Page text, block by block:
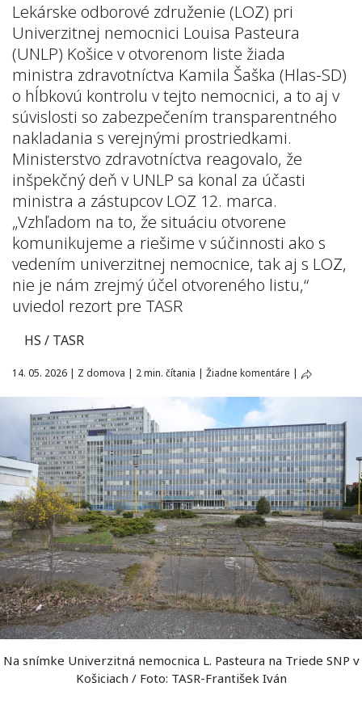
Lekárske odborové združenie (LOZ) pri
Univerzitnej nemocnici Louisa Pasteura
(UNLP) Košice v otvorenom liste žiada
ministra zdravotníctva Kamila Šaška (Hlas-SD)
o hĺbkovú kontrolu v tejto nemocnici, a to aj v
súvislosti so zabezpečením transparentného
nakladania s verejnými prostriedkami.
Ministerstvo zdravotníctva reagovalo, že
inšpekčný deň v UNLP sa konal za účasti
ministra a zástupcov LOZ 12. marca.
„Vzhľadom na to, že situáciu otvorene
komunikujeme a riešime v súčinnosti ako s
vedením univerzitnej nemocnice, tak aj s LOZ,
nie je nám zrejmý účel otvoreného listu,“
uviedol rezort pre TASR
HS / TASR
14. 05. 2026 | Z domova | 2 min. čítania | Žiadne komentáre |
Na snímke Univerzitná nemocnica L. Pasteura na Triede SNP v
Košiciach / Foto: TASR-František Iván